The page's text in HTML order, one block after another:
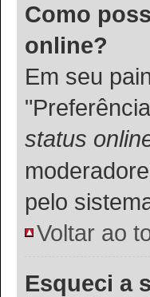
Como
online?
Em seu
status
pelo
Voltar ao
Esqueci a